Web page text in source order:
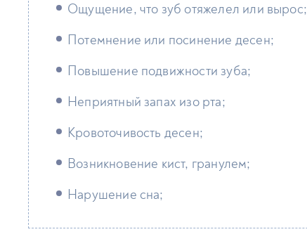
Ощущение, что зуб отяжелел или вырос;
Потемнение или посинение десен;
Повышение подвижности зуба;
Неприятный запах изо рта;
Кровоточивость десен;
Возникновение кист, гранулем;
Нарушение сна;